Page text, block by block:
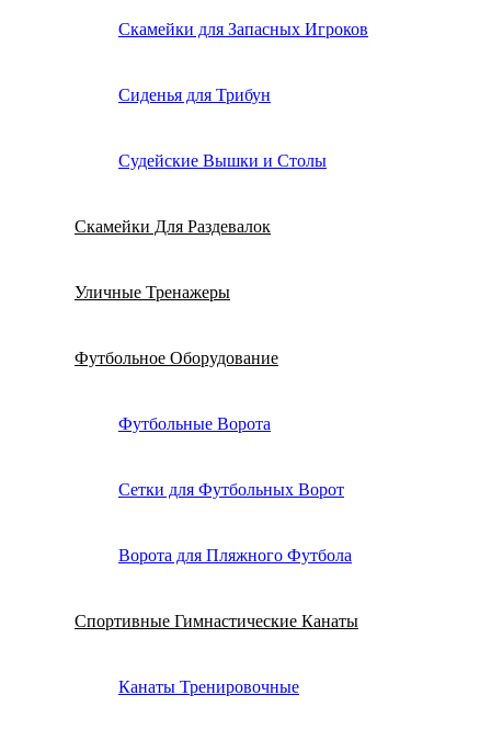
Скамейки для Запасных Игроков
Сиденья для Трибун
Судейские Вышки и Столы
Скамейки Для Раздевалок
Уличные Тренажеры
Футбольное Оборудование
Футбольные Ворота
Сетки для Футбольных Ворот
Ворота для Пляжного Футбола
Спортивные Гимнастические Канаты
Канаты Тренировочные